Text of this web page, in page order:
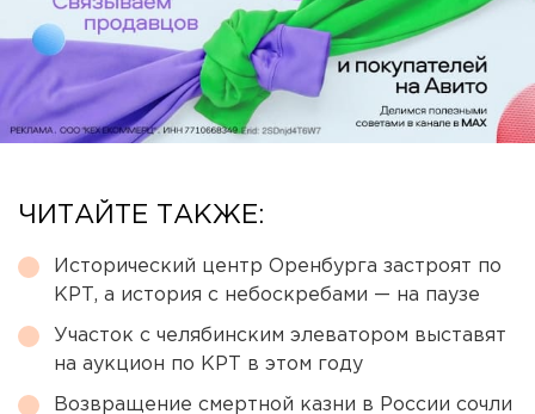
ЧИТАЙТЕ ТАКЖЕ:
Исторический центр Оренбурга застроят по
КРТ, а история с небоскребами — на паузе
Участок с челябинским элеватором выставят
на аукцион по КРТ в этом году
Возвращение смертной казни в России сочли